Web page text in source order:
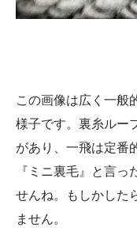
この画像は広く一般
様子です。裏糸ル
があり、一飛は定番
『ミニ裏毛』と言
せんね。もしかした
ません。